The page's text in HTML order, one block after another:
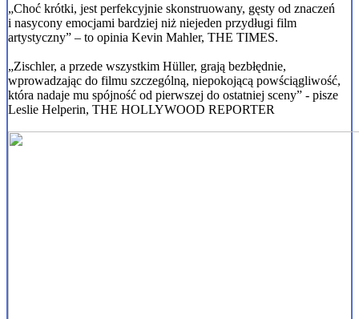
„Choć krótki, jest perfekcyjnie skonstruowany, gęsty od znaczeń
i nasycony emocjami bardziej niż niejeden przydługi film
artystyczny” – to opinia Kevin Mahler, THE TIMES.
„Zischler, a przede wszystkim Hüller, grają bezbłędnie,
wprowadzając do filmu szczególną, niepokojącą powściągliwość,
która nadaje mu spójność od pierwszej do ostatniej sceny” - pisze
Leslie Helperin, THE HOLLYWOOD REPORTER